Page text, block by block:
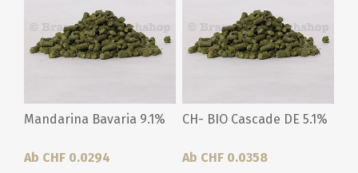
Mandarina Bavaria 9.1%
Ab CHF 0.0294
CH- BIO Cascade DE 5.1%
Ab CHF 0.0358